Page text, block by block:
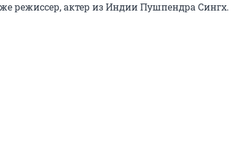
режиссер, актер из Индии Пушпендра Сингх.